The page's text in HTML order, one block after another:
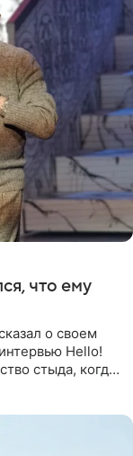
что ему
о своем
Hello!
стыда, когда